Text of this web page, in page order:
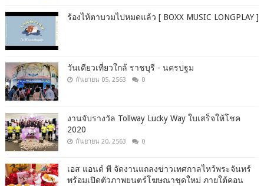
ร้องไห้ตาบวมไปหมดแล้ว [ BOXX MUSIC LONGPLAY ]
วันเดียวเที่ยวใกล้ ราชบุรี - นครปฐม
กันยายน 05, 2563 0
งานจับรางวัล Tollway Lucky Way ใบเสร็จให้โชค
2020
กันยายน 20, 2563 0
เอส แอนด์ พี จัดงานแถลงข่าวเทศกาลไหว้พระจันทร์
พร้อมเปิดตัวภาพยนตร์โฆษณาชุดใหม่ ภายใต้คอน